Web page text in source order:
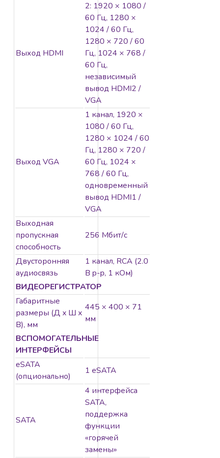
лиц, анализ людей и
Т/С на 4 каналах
Выход HDMI
2: 1920 × 1080 /
60 Гц, 1280 ×
1024 / 60 Гц,
1280 × 720 / 60
Гц, 1024 × 768 /
60 Гц,
независимый
вывод HDMI2 /
VGA
Выход VGA
1 канал, 1920 ×
1080 / 60 Гц,
1280 × 1024 / 60
Гц, 1280 × 720 /
60 Гц, 1024 ×
768 / 60 Гц,
одновременный
вывод HDMI1 /
VGA
Выходная
пропускная
способность
256 Мбит/с
Двусторонняя
аудиосвязь
1 канал, RCA (2.0
В p-p, 1 кОм)
ВИДЕОРЕГИСТРАТОР
Габаритные
размеры (Д x Ш x
В), мм
445 × 400 × 71
мм
ВСПОМОГАТЕЛЬНЫЕ
ИНТЕРФЕЙСЫ
eSATA
(опционально)
1 eSATA
SATA
4 интерфейса
SATA,
поддержка
функции
«горячей
замены»